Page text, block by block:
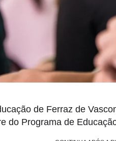
de Ferraz de
do Programa de